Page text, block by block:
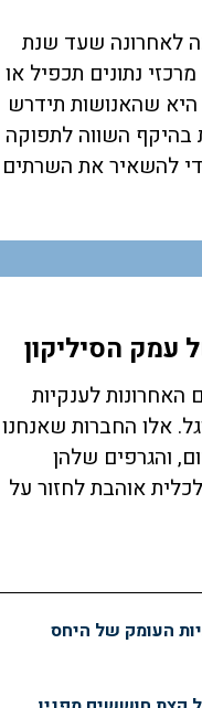
לאחרונה שעד שנת
נתונים תכפיל או
שהאנושות תידרש
השווה לתפוקה
להשאיר את השרתים
עמק הסיליקון
האחרונות לענקיות
אלו החברות שאנחנו
והגרפים שלהן
אוהבת לחזור על
העומק של היחס